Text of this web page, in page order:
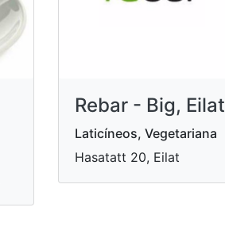
Rebar - Big, Eilat
Laticíneos, Vegetariana
Hasatatt 20, Eilat